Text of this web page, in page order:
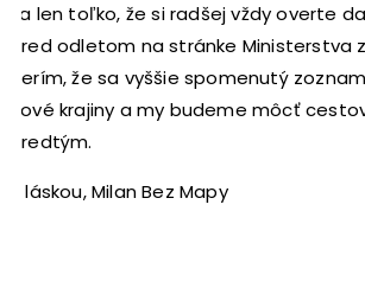
Ja len toľko, že si radšej vždy overte
pred odletom na stránke Ministerstva
Verím, že sa vyššie spomenutý
nové krajiny a my budeme môcť
predtým.
S láskou, Milan Bez Mapy